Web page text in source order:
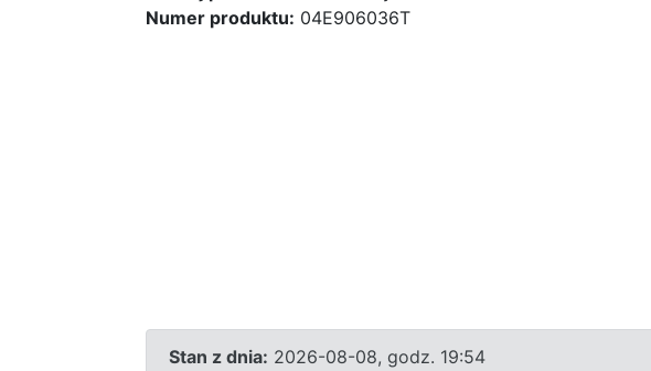
Numer produktu: 04E906036T
Stan z dnia: 2026-08-08, godz. 19:54